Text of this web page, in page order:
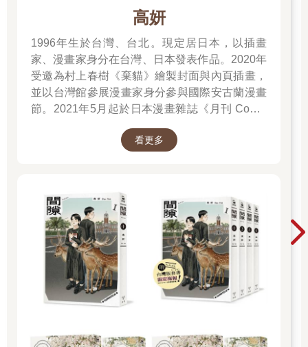
高妍
1996年生於台灣、台北。現定居日本，以插畫
家、漫畫家身分在台灣、日本發表作品。2020年
受邀為村上春樹《棄貓》繪製封面與內頁插畫，
並以台灣館參展漫畫家身分參與國際安古蘭漫畫
節。2021年5月起於日本漫畫雜誌《月刊 Comic
於2022年5月於台日同步發行單行本，爾後獲得
等肯定。2023年4月起再度於《月刊 Comic
Beam》連載新作《間隙》。
看更多